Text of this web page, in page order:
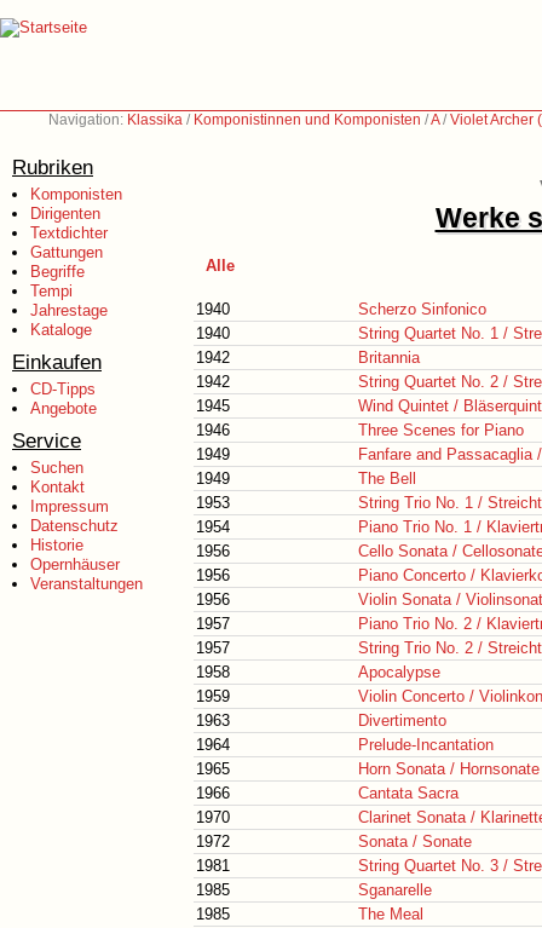
Navigation: Klassika / Komponistinnen und Komponisten /A/Violet Archer
Rubriken
Komponisten
Dirigenten
Textdichter
Gattungen
Begriffe
Tempi
Jahrestage
Kataloge
Einkaufen
CD-Tipps
Angebote
Service
Suchen
Kontakt
Impressum
Datenschutz
Historie
Opernhäuser
Veranstaltungen
Werke
Alle
1940
Scherzo Sinfonico
1940
String Quartet No. 1 /
1942
Britannia
1942
String Quartet No. 2 /
1945
Wind Quintet /
1946
Three Scenes for Piano
1949
Fanfare and Passacaglia
1949
The Bell
1953
String Trio No. 1 /
1954
Piano Trio No. 1 /
1956
Cello Sonata /
1956
Piano Concerto /
1956
Violin Sonata /
1957
Piano Trio No. 2 /
1957
String Trio No. 2 /
1958
Apocalypse
1959
Violin Concerto /
1963
Divertimento
1964
Prelude-Incantation
1965
Horn Sonata / Hornsonate
1966
Cantata Sacra
1970
Clarinet Sonata /
1972
Sonata / Sonate
1981
String Quartet No. 3 /
1985
Sganarelle
1985
The Meal